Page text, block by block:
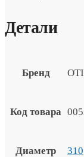
Детали
Бренд
Код товара
Диаметр 310